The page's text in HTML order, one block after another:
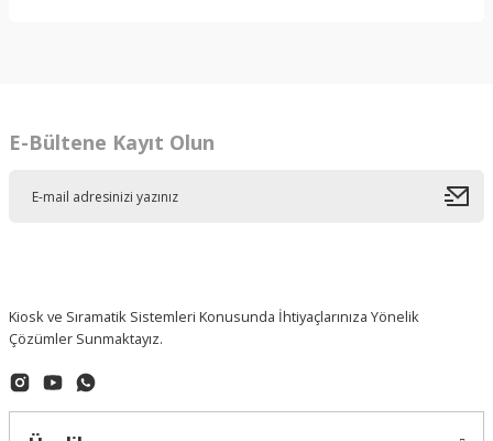
E-Bültene Kayıt Olun
Kiosk ve Sıramatik Sistemleri Konusunda İhtiyaçlarınıza Yönelik
Çözümler Sunmaktayız.